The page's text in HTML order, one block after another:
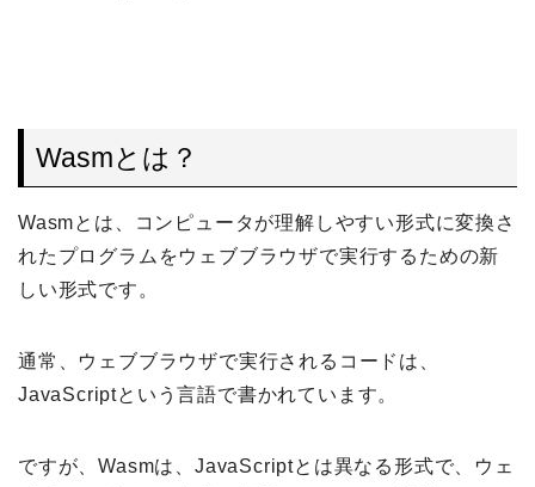
Wasmとは？
Wasmとは、コンピュータが理解しやすい形式に変換さ
れたプログラムをウェブブラウザで実行するための新
しい形式です。
通常、ウェブブラウザで実行されるコードは、
JavaScriptという言語で書かれています。
ですが、Wasmは、JavaScriptとは異なる形式で、ウェ